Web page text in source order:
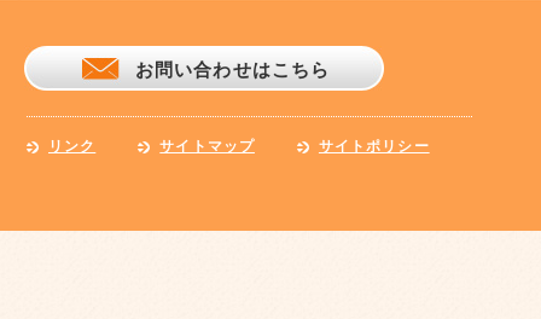
お問い合わせはこちら
リンク サイトマップ サイトポリシー